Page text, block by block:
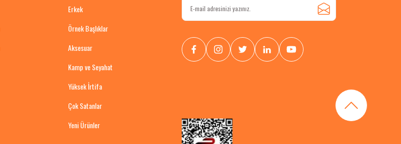
Erkek
Örnek Başlıklar
Aksesuar
Kamp ve Seyahat
Yüksek İrtifa
Çok Satanlar
Yeni Ürünler